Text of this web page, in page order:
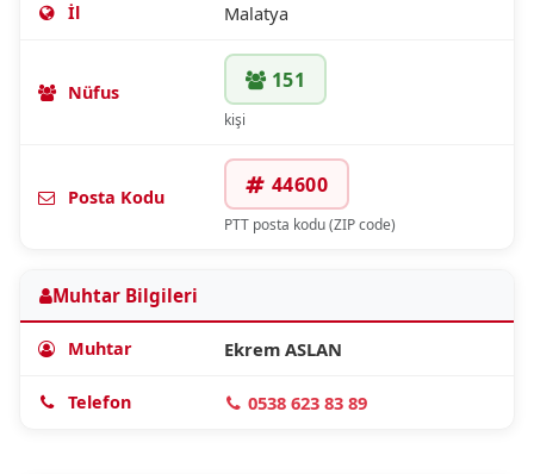
İl Malatya
Nüfus 151
kişi
Posta Kodu 44600
PTT posta kodu (ZIP code)
Muhtar Bilgileri
Muhtar Ekrem ASLAN
Telefon 0538 623 83 89